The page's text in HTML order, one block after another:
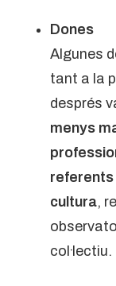
Dones
Algunes
tant a la
després
menys
referents
cultura,
col·lectiu.